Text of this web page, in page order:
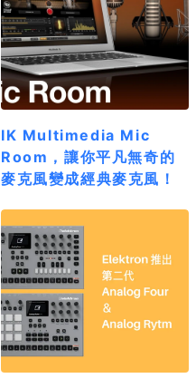
IK Multimedia Mic
Room，讓你平凡無奇的
麥克風變成經典麥克風！